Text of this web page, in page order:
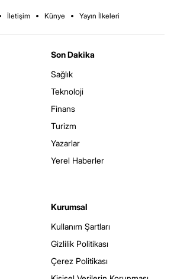
İletişim Künye Yayın İlkeleri
Son Dakika
Sağlık
Teknoloji
Finans
Turizm
Yazarlar
Yerel Haberler
Kurumsal
Kullanım Şartları
Gizlilik Politikası
Çerez Politikası